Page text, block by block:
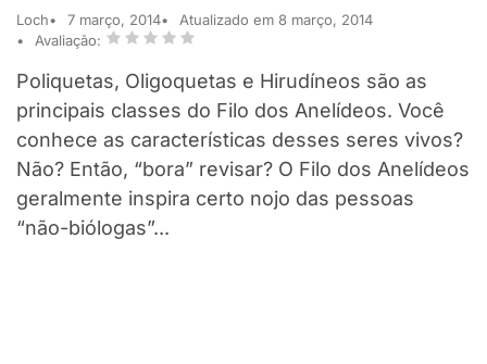
Loch 7 março, 2014
Atualizado em 8 março, 2014
Avaliação:
Poliquetas, Oligoquetas e Hirudíneos são as
principais classes do Filo dos Anelídeos. Você
conhece as características desses seres vivos?
Não? Então, “bora” revisar? O Filo dos Anelídeos
geralmente inspira certo nojo das pessoas
“não-biólogas”...